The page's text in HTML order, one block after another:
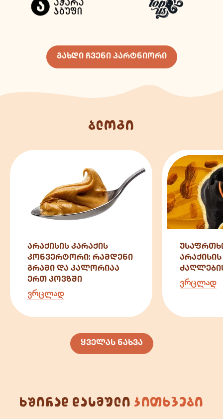
გახდი ჩვენი პარტნიორი
ბლოგი
არაქისის კარაქის
კონვერტორი: რამდენი
გრამი და კალორიაა
ერთ კოვზში
ვრცლად
ვრცლად
ყველას ნახვა
ხშირად დასმული კითხვები